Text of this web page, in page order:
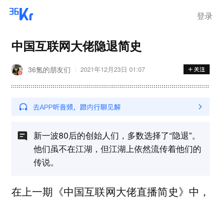
登录
中国互联网大佬隐退简史
36氪的朋友们 2021年12月23日 01:07
新一波80后的创始人们，多数选择了“隐退”。
他们虽不在江湖，但江湖上依然流传着他们的
传说。
在上一期《中国互联网大佬直播简史》中，